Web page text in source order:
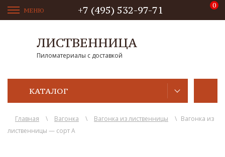
МЕНЮ +7 (495) 532-97-71
ЛИСТВЕННИЦА
Пиломатериалы с доставкой
КАТАЛОГ
Главная \ Вагонка \ Вагонка из лиственницы \ Вагонка из
лиственницы — сорт А